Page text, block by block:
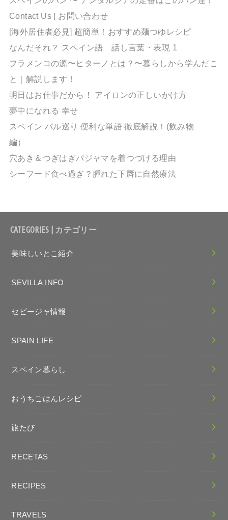
Contact Us | お問い合わせ
[海外居住者必見] 超簡単！おすすめ麺つゆレシピ
なんだそれ？ スペイン語 話し言葉・表現 1
フラメンコの源〜ヒターノとは？〜暮らしから学んだこ
と｜解説します！
明日はお仕事だから！ アイロンの正しいかけ方
夢中になれる 幸せ
スペイン バル巡り 便利な単語 徹底解説！(飲み物
編）
穴あき＆つぎはぎパジャマを着つづける理由
シーフード食べ過ぎ？腫れた下唇に自然療法
CATEGORIES | カテゴリー
美味しいとこ紹介
SEVILLA INFO
セビージャ情報
SPAIN LIFE
スペイン暮らし
おうちごはんレシピ
旅たび
RECETAS
RECIPES
TRAVELS